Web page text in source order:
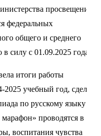
просвещения
федеральных
общего и среднего
силу с 01.09.2025 года).
итоги работы
учебный год, сделав
по русскому языку и
проводятся в
воспитания чувства